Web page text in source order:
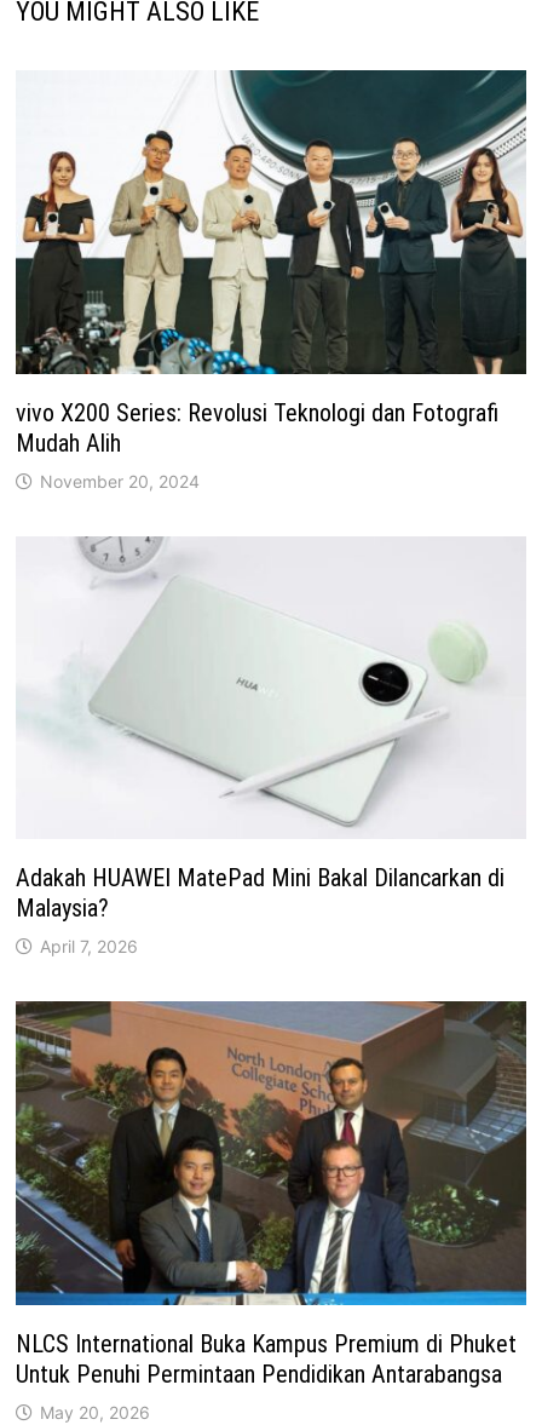
YOU MIGHT ALSO LIKE
vivo X200 Series: Revolusi Teknologi dan Fotografi
Mudah Alih
November 20, 2024
Adakah HUAWEI MatePad Mini Bakal Dilancarkan di
Malaysia?
April 7, 2026
NLCS International Buka Kampus Premium di Phuket
Untuk Penuhi Permintaan Pendidikan Antarabangsa
May 20, 2026